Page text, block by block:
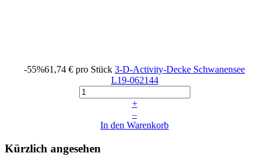
-55%61,74 € pro Stück 3-D-Activity-Decke Schwanensee
L19-062144
+
–
In den Warenkorb
Kürzlich angesehen